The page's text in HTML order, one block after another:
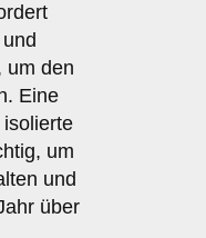
um den
Eine
um
und
über